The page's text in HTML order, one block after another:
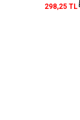
298,25 TL